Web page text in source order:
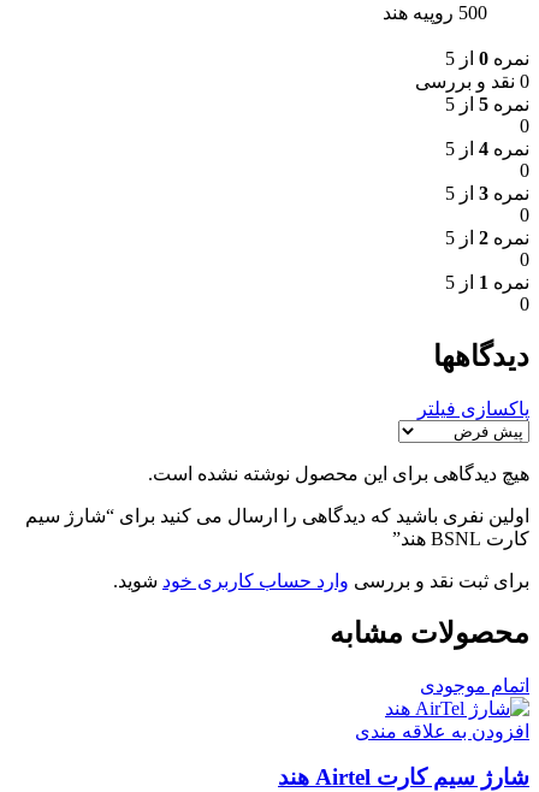
500 روپیه هند
نمره 0 از 5
0 نقد و بررسی
نمره 5 از 5
0
نمره 4 از 5
0
نمره 3 از 5
0
نمره 2 از 5
0
نمره 1 از 5
0
دیدگاهها
پاکسازی فیلتر
هیچ دیدگاهی برای این محصول نوشته نشده است.
اولین نفری باشید که دیدگاهی را ارسال می کنید برای “شارژ سیم
کارت BSNL هند”
برای ثبت نقد و بررسی وارد حساب کاربری خود شوید.
محصولات مشابه
اتمام موجودی
افزودن به علاقه مندی
شارژ سیم کارت Airtel هند